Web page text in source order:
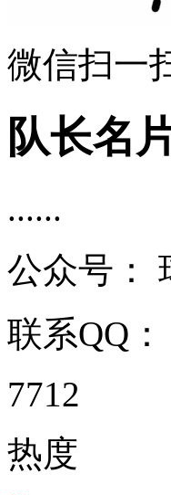
微信扫一
队长名
......
公众号：
联系QQ：
7712
热度